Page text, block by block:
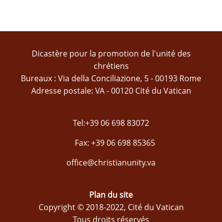
Dicastère pour la promotion de l'unité des
chrétiens
Bureaux : Via della Conciliazione, 5 - 00193 Rome
Adresse postale: VA - 00120 Cité du Vatican
Tel:+39 06 698 83072
Fax: +39 06 698 85365
office@christianunity.va
Plan du site
Copyright © 2018-2022, Cité du Vatican
Tous droits réservés